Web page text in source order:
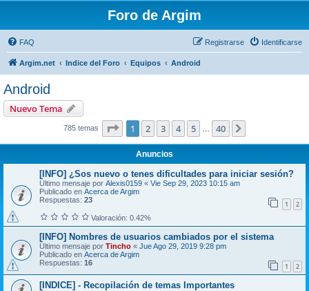
Foro de Argim
FAQ Identificarse
Registrarse
Argim.net Indice del Foro Equipos Android
Android
Nuevo Tema
785 temas Página de 40
1 2 3 4 5 40
Anuncios
[INFO] ¿Sos nuevo o tenes dificultades para iniciar sesión?
Último mensaje por Alexis0159 « Vie Sep 29, 2023 10:15 am
Publicado en Acerca de Argim
Respuestas: 23 1 2
Valoración: 0.42%
[INFO] Nombres de usuarios cambiados por el sistema
Último mensaje por Tincho « Jue Ago 29, 2019 9:28 pm
Publicado en Acerca de Argim
Respuestas: 16 1 2
[INDICE] - Recopilación de temas Importantes